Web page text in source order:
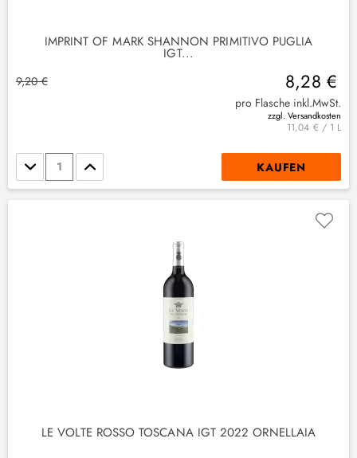
IMPRINT OF MARK SHANNON PRIMITIVO PUGLIA
IGT...
8,28 €
9,20 €
pro Flasche inkl.MwSt.
zzgl. Versandkosten
11,04 € / 1 L
Stückzahl KAUFEN
LE VOLTE ROSSO TOSCANA IGT 2022 ORNELLAIA